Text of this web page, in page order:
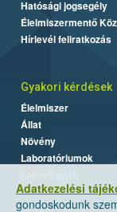
Adatkezelési
gondoskodunk
Hatósági jogsegély
Élelmiszermentő
Hírlevél feliratkozás
Gyakori kérdések
Élelmiszer
Állat
Növény
Laboratóriumok